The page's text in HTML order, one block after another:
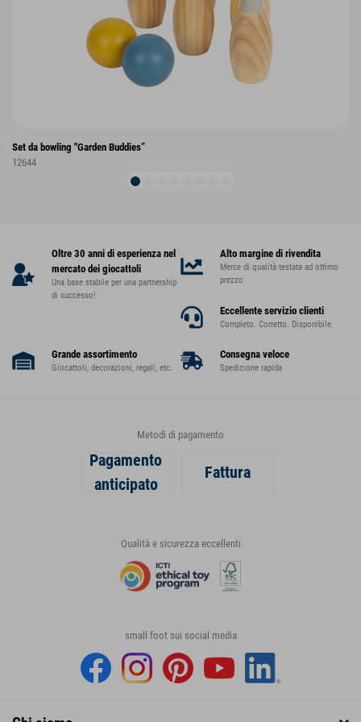
Set da bowling "Garden Buddies”
12644
Oltre 30 anni di esperienza nel
mercato dei giocattoli
Una base stabile per una partnership
di successo!
Alto margine di rivendita
Merce di qualità testata ad ottimo
prezzo
Eccellente servizio clienti
Completo. Corretto. Disponibile.
Grande assortimento
Giocattoli, decorazioni, regali, etc.
Consegna veloce
Spedizione rapida
Metodi di pagamento
Pagamento
anticipato
Fattura
Qualità e sicurezza eccellenti
small foot sui social media